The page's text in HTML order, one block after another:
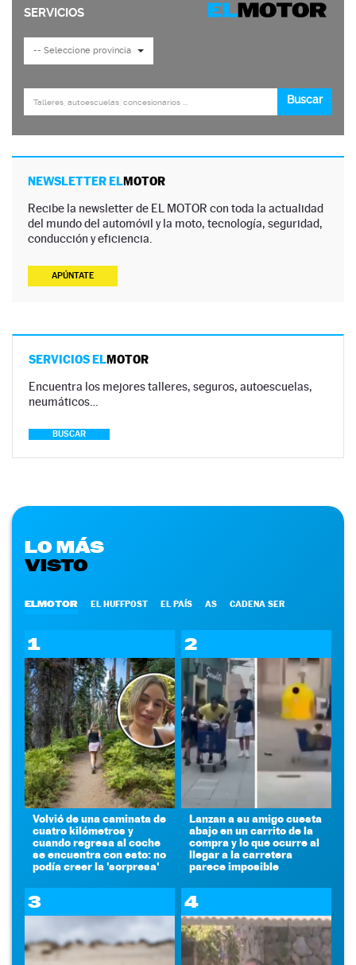
NEWSLETTER ELMOTOR
Recibe la newsletter de EL MOTOR con toda la actualidad
del mundo del automóvil y la moto, tecnología, seguridad,
conducción y eficiencia.
APÚNTATE
SERVICIOS ELMOTOR
Encuentra los mejores talleres, seguros, autoescuelas,
neumáticos…
BUSCAR
LO MÁS
VISTO
ELMOTOR EL HUFFPOST EL PAÍS AS CADENA SER
1
Volvió de una caminata de
cuatro kilómetros y
cuando regresa al coche
se encuentra con esto: no
podía creer la 'sorpresa'
2
Lanzan a su amigo cuesta
abajo en un carrito de la
compra y lo que ocurre al
llegar a la carretera
parece imposible
3 4